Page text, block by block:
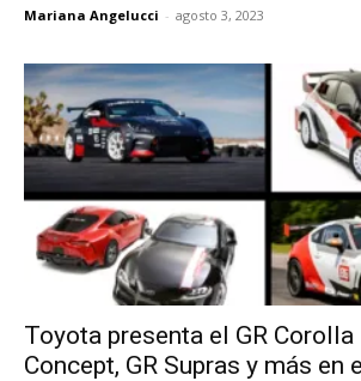
Mariana Angelucci - agosto 3, 2023
Toyota presenta el GR Corolla
Concept, GR Supras y más en